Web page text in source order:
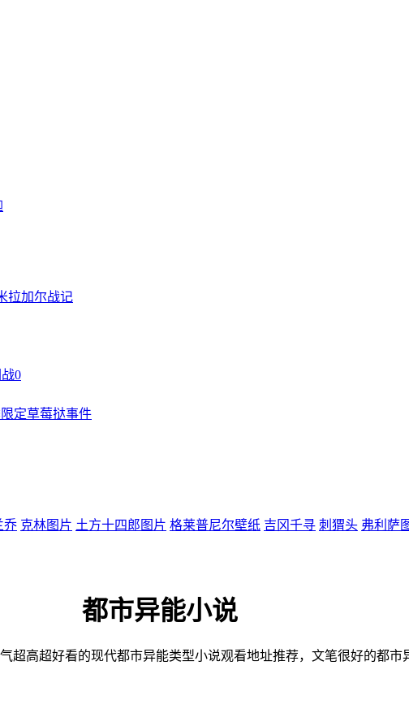
拉加尔战记
0
定草莓挞事件
乔 克林图片 土方十四郎图片 格莱普尼尔壁纸 吉冈千寻 刺猬头 弗利萨
都市异能小说
超高超好看的现代都市异能类型小说观看地址推荐，文笔很好的都